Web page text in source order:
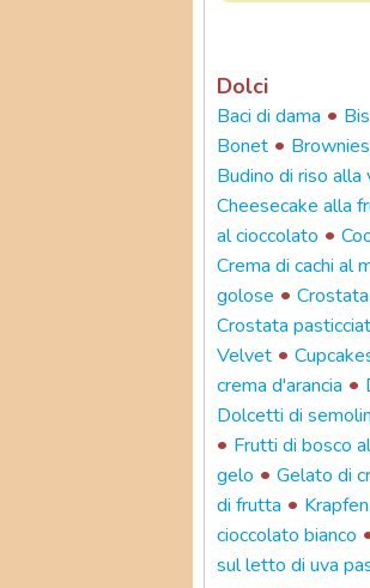
Dolci
Baci di dama •
Bonet •
Budino di riso alla
Cheesecake alla
al cioccolato •
Crema di cachi al
golose •
Crostata
Velvet •
crema d'arancia •
Dolcetti di
• Frutti di bosco
gelo • Gelato di
di frutta •
cioccolato bianco
sul letto di uva